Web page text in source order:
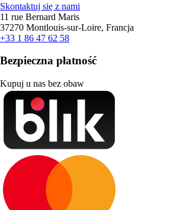
Skontaktuj się z nami
11 rue Bernard Maris
37270 Montlouis-sur-Loire, Francja
+33 1 86 47 62 58
Bezpieczna płatność
Kupuj u nas bez obaw